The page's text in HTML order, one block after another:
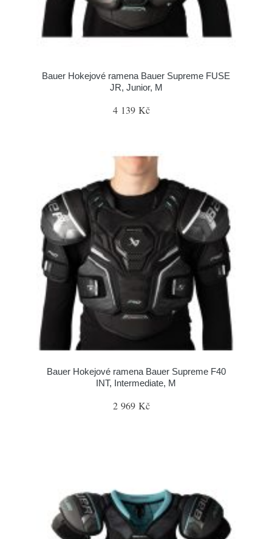
Bauer Hokejové ramena Bauer Supreme FUSE
JR, Junior, M
4 139 Kč
Bauer Hokejové ramena Bauer Supreme F40
INT, Intermediate, M
2 969 Kč